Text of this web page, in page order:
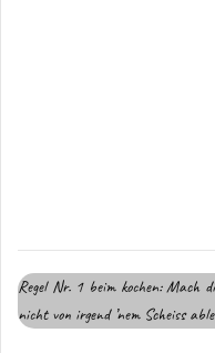
Regel Nr. 1 beim kochen: Mach
nicht von irgend ’nem Scheiss